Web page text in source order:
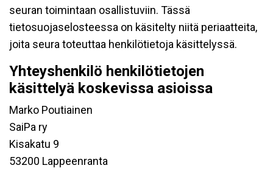
seuran toimintaan osallistuviin. Tässä
tietosuojaselosteessa on käsitelty niitä periaatteita,
joita seura toteuttaa henkilötietoja käsittelyssä.
Yhteyshenkilö henkilötietojen
käsittelyä koskevissa asioissa
Marko Poutiainen
SaiPa ry
Kisakatu 9
53200 Lappeenranta